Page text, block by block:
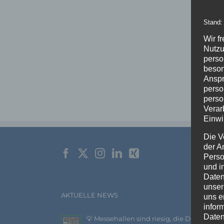
AKTUELLE NEWS
💡 Messehallen sind riesig, die Decken
Stand:
Wir
Die
der
und
uns